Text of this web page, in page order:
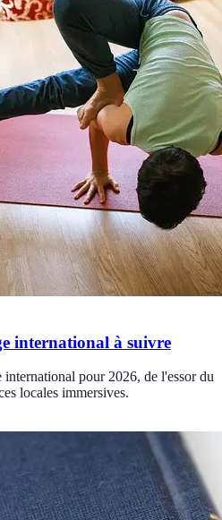
international à suivre
pour 2026, de l'essor du
locales immersives.